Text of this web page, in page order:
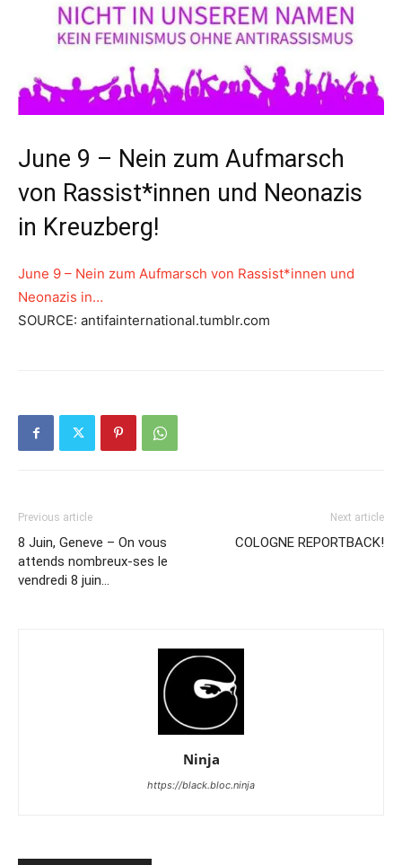
June 9 – Nein zum Aufmarsch
von Rassist*innen und Neonazis
in Kreuzberg!
June 9 – Nein zum Aufmarsch von Rassist*innen und
Neonazis in…
SOURCE: antifainternational.tumblr.com
Previous article
8 Juin, Geneve – On vous
attends nombreux-ses le
vendredi 8 juin…
Next article
COLOGNE REPORTBACK!
Ninja
https://black.bloc.ninja